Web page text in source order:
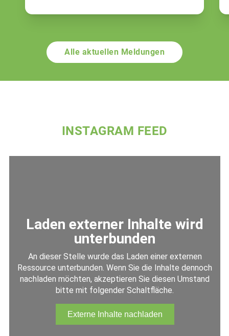
Alle aktuellen Meldungen
INSTAGRAM FEED